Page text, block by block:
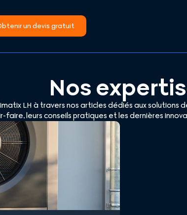
un devis gratuit
Nos
LH à travers nos articles dédiés aux
leurs conseils pratiques et les dernières